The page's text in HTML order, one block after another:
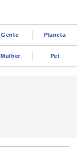
Gente Planeta
Mulher Pet